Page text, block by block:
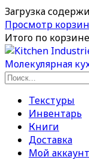
Загрузка
Просмотр
Итого по
Текстуры
Инвентарь
Книги
Доставка
Мой аккаунт